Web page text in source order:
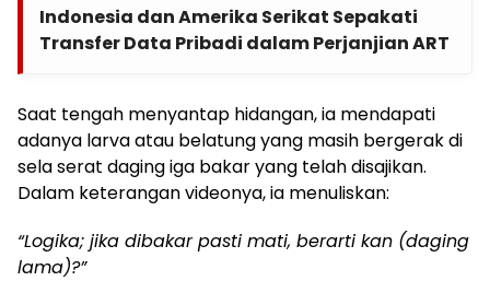
Indonesia dan Amerika Serikat Sepakati
Transfer Data Pribadi dalam Perjanjian ART
Saat tengah menyantap hidangan, ia mendapati
adanya larva atau belatung yang masih bergerak di
sela serat daging iga bakar yang telah disajikan.
Dalam keterangan videonya, ia menuliskan:
“Logika; jika dibakar pasti mati, berarti kan (daging
lama)?”